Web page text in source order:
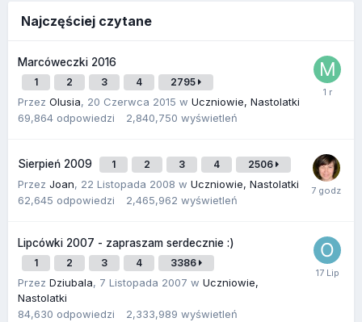
Najczęściej czytane
Marcóweczki 2016
1 2 3 4 2795
Przez Olusia, 20 Czerwca 2015 w Uczniowie, Nastolatki
69,864 odpowiedzi 2,840,750 wyświetleń
Sierpień 2009 1 2 3 4 2506
Przez Joan, 22 Listopada 2008 w Uczniowie, Nastolatki
62,645 odpowiedzi 2,465,962 wyświetleń
Lipcówki 2007 - zapraszam serdecznie :)
1 2 3 4 3386
Przez Dziubala, 7 Listopada 2007 w Uczniowie,
Nastolatki
84,630 odpowiedzi 2,333,989 wyświetleń